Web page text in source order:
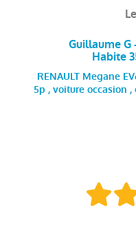
Guillaume G
Habite
RENAULT Megane
5p , voiture occasion